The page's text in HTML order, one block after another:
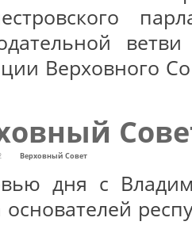
Верховного
Верховный Совет
дня с